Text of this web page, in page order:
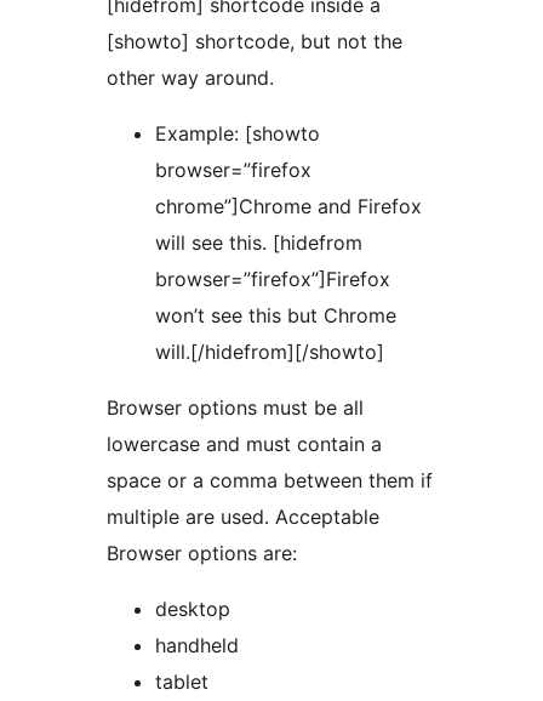
[hidefrom] shortcode inside a
[showto] shortcode, but not the
other way around.
Example: [showto
browser=”firefox
chrome”]Chrome and Firefox
will see this. [hidefrom
browser=”firefox”]Firefox
won’t see this but Chrome
will.[/hidefrom][/showto]
Browser options must be all
lowercase and must contain a
space or a comma between them if
multiple are used. Acceptable
Browser options are:
desktop
handheld
tablet